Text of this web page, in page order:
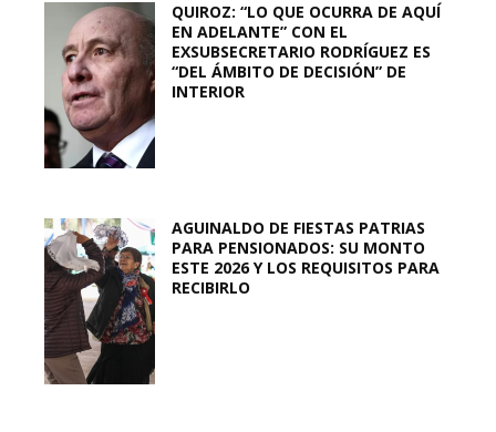
QUIROZ: “LO QUE OCURRA DE AQUÍ
EN ADELANTE” CON EL
EXSUBSECRETARIO RODRÍGUEZ ES
“DEL ÁMBITO DE DECISIÓN” DE
INTERIOR
AGUINALDO DE FIESTAS PATRIAS
PARA PENSIONADOS: SU MONTO
ESTE 2026 Y LOS REQUISITOS PARA
RECIBIRLO